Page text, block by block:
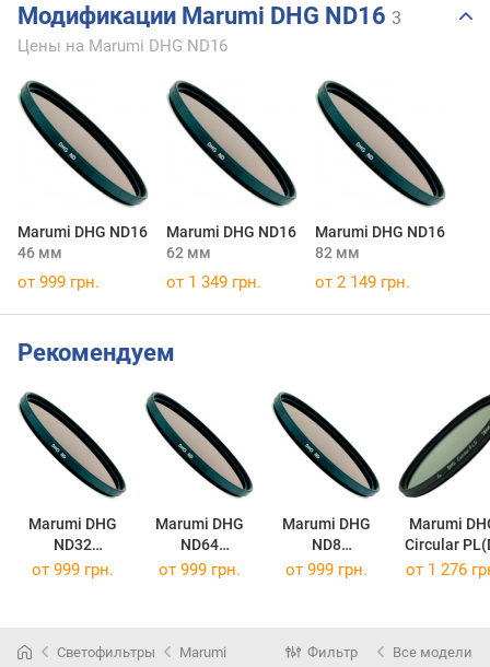
Модификации Marumi DHG ND16 3
Цены на Marumi DHG ND16
Marumi DHG ND16
46 мм
Marumi DHG ND16
62 мм
Marumi DHG ND16
82 мм
от 999 грн. от 1 349 грн. от 2 149 грн.
Рекомендуем
Marumi DHG
ND32
DHG ND32 46mm
Marumi DHG
ND64
DHG ND64 46mm
Marumi DHG
ND8
DHG ND8 46mm
Marumi
Circular
Circular
от 999 грн. от 999 грн. от 999 грн. от 1 276
Светофильтры Marumi Фильтр Все модели